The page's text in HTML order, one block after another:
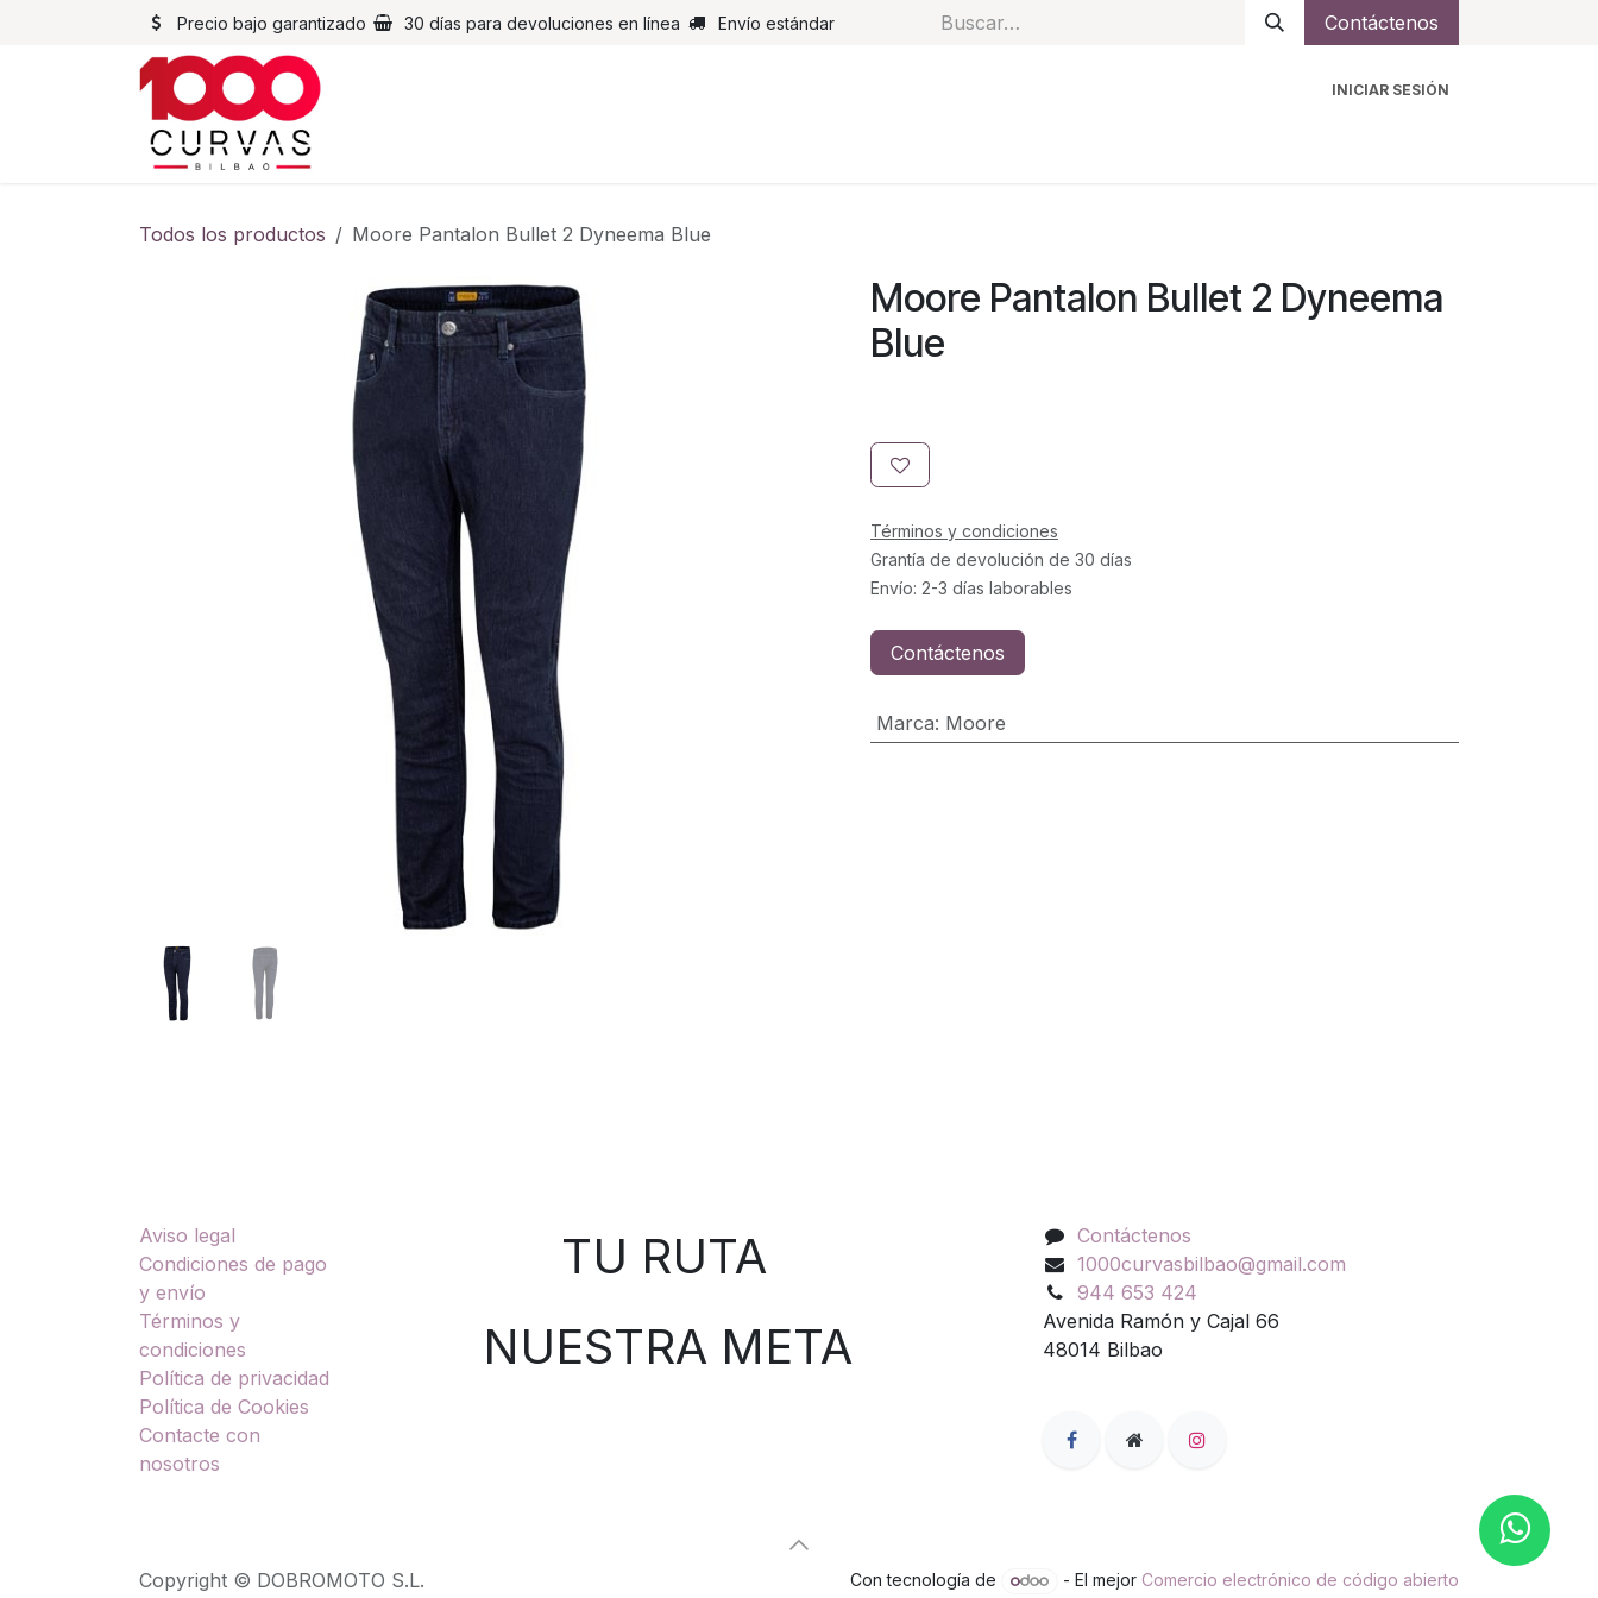
Precio bajo garantizado 30 días para devoluciones en línea Envío estándar Contáctenos
INICIAR SESIÓN
Todos los productos Moore Pantalon Bullet 2 Dyneema Blue
Moore Pantalon Bullet 2 Dyneema
Blue
Términos y condiciones
Grantía de devolución de 30 días
Envío: 2-3 días laborables
Contáctenos
Marca: Moore
Aviso legal
Condiciones de pago
y envío
Términos y
condiciones
Política de privacidad
Política de Cookies
Contacte con
nosotros
TU RUTA
NUESTRA META
Contáctenos
1000curvasbilbao@gmail.com
944 653 424
Avenida Ramón y Cajal 66
48014 Bilbao
Copyright © DOBROMOTO S.L. Con tecnología de - El mejor Comercio electrónico de código abierto